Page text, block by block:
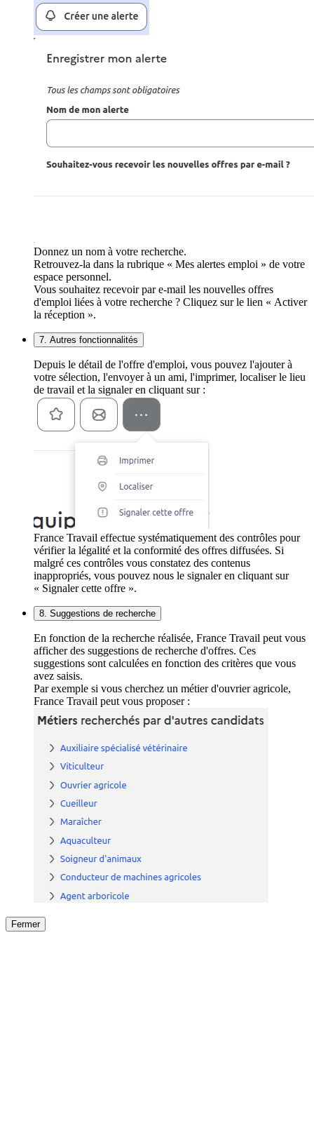
Donnez un nom à votre recherche.
Retrouvez-la dans la rubrique « Mes alertes emploi » de votre
espace personnel.
Vous souhaitez recevoir par e-mail les nouvelles offres
d'emploi liées à votre recherche ? Cliquez sur le lien « Activer
la réception ».
7. Autres fonctionnalités
Depuis le détail de l'offre d'emploi, vous pouvez l'ajouter à
votre sélection, l'envoyer à un ami, l'imprimer, localiser le lieu
de travail et la signaler en cliquant sur :
France Travail effectue systématiquement des contrôles pour
vérifier la légalité et la conformité des offres diffusées. Si
malgré ces contrôles vous constatez des contenus
inappropriés, vous pouvez nous le signaler en cliquant sur
« Signaler cette offre ».
8. Suggestions de recherche
En fonction de la recherche réalisée, France Travail peut vous
afficher des suggestions de recherche d'offres. Ces
suggestions sont calculées en fonction des critères que vous
avez saisis.
Par exemple si vous cherchez un métier d'ouvrier agricole,
France Travail peut vous proposer :
Fermer